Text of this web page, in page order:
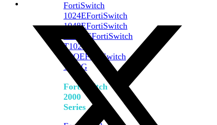
FortiSwitch
1024EFortiSwitch
1048EFortiSwitch
T1024EFortiSwitch
T1024F-
FPOEFortiSwitch
1048G
FortiSwitch
2000
Series